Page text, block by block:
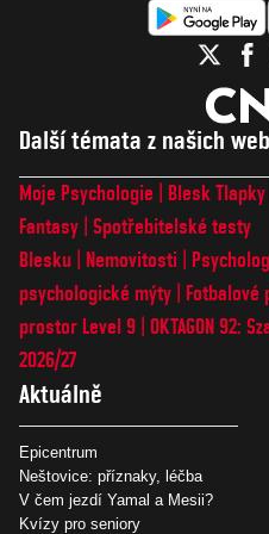
Další témata z našich
Moje Psychologie Blesk Tlapky
Fantasy Spotřebitelské testy
Blesku
Nemovitosti
psychologické mýty
Fotbalové
prostor Level 9 OKTAGON 92:
2026/27
Aktuálně
Epicentrum
Neštovice: příznaky, léčba
V čem jezdí Yamal a Mesii?
Kvízy pro seniory